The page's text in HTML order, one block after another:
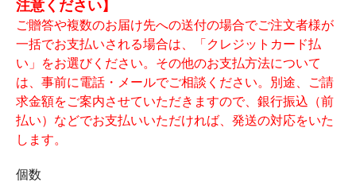
注意ください】
ご贈答や複数のお届け先への送付の場合でご注文者様が
一括でお支払いされる場合は、「クレジットカード払
い」をお選びください。その他のお支払方法について
は、事前に電話・メールでご相談ください。別途、ご請
求金額をご案内させていただきますので、銀行振込（前
払い）などでお支払いいただければ、発送の対応をいた
します。
個数